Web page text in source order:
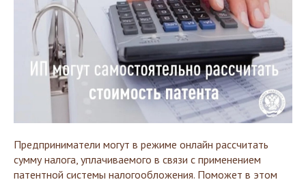
Предприниматели могут в режиме онлайн рассчитать
сумму налога, уплачиваемого в связи с применением
патентной системы налогообложения. Поможет в этом